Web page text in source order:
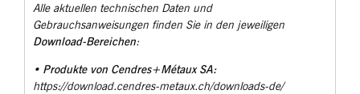
Alle aktuellen technischen Daten und
Gebrauchsanweisungen finden Sie in den jeweiligen
Download-Bereichen:
• Produkte von Cendres+Métaux SA:
https://download.cendres-metaux.ch/downloads-de/